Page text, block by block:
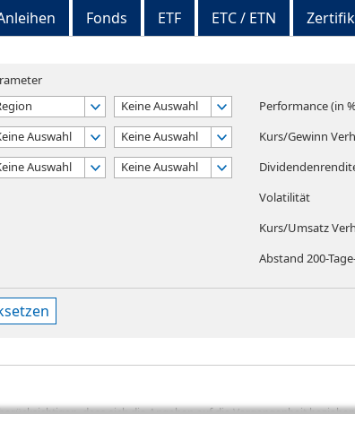
Fonds ETF ETC / ETN
Keine Auswahl
Auswahl
Keine Auswahl
Auswahl Keine Auswahl
Performance (in
Kurs/Gewinn
Volatilität
Kurs/Umsatz
Abstand 200-
dass sich die Angaben auf die Vergangenheit